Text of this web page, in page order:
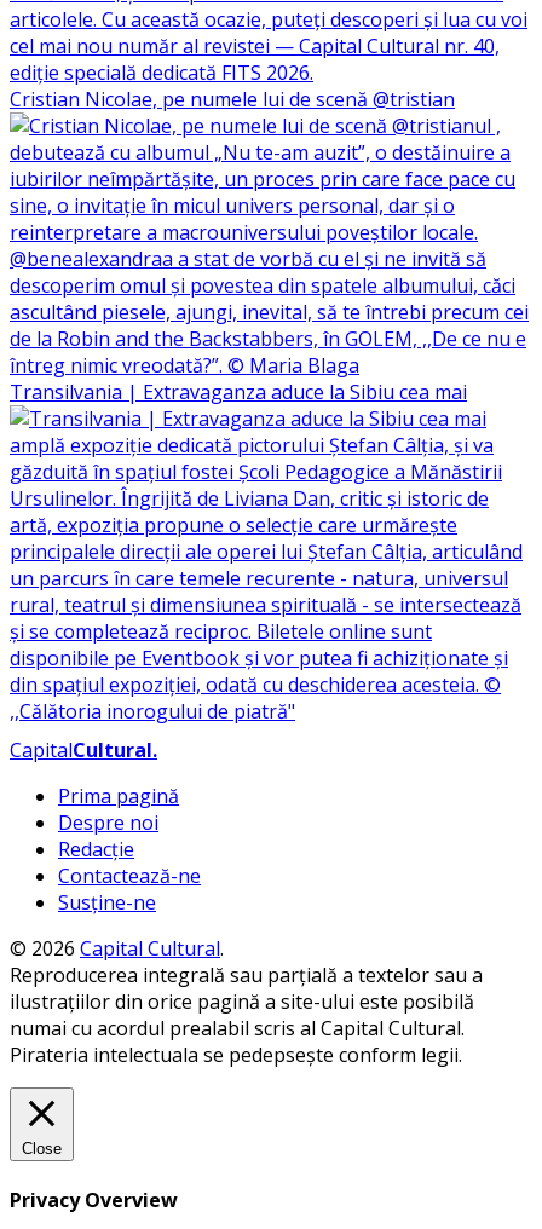
Cristian Nicolae, pe numele lui de scenă @tristian
Transilvania | Extravaganza aduce la Sibiu cea mai
CapitalCultural.
Prima pagină
Despre noi
Redacție
Contactează-ne
Susține-ne
© 2026 Capital Cultural.
Reproducerea integrală sau parțială a textelor sau a
ilustrațiilor din orice pagină a site-ului este posibilă
numai cu acordul prealabil scris al Capital Cultural.
Pirateria intelectuala se pedepsește conform legii.
Close
Privacy Overview